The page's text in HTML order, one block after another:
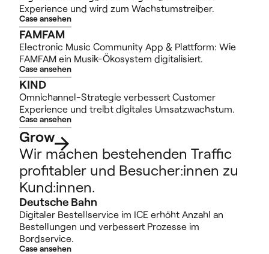
Experience und wird zum Wachstumstreiber.
Case ansehen
FAMFAM
Electronic Music Community App & Plattform: Wie
FAMFAM ein Musik-Ökosystem digitalisiert.
Case ansehen
KIND
Omnichannel-Strategie verbessert Customer
Experience und treibt digitales Umsatzwachstum.
Case ansehen
Grow
Wir machen bestehenden Traffic
profitabler und Besucher:innen zu
Kund:innen.
Deutsche Bahn
Digitaler Bestellservice im ICE erhöht Anzahl an
Bestellungen und verbessert Prozesse im
Bordservice.
Case ansehen